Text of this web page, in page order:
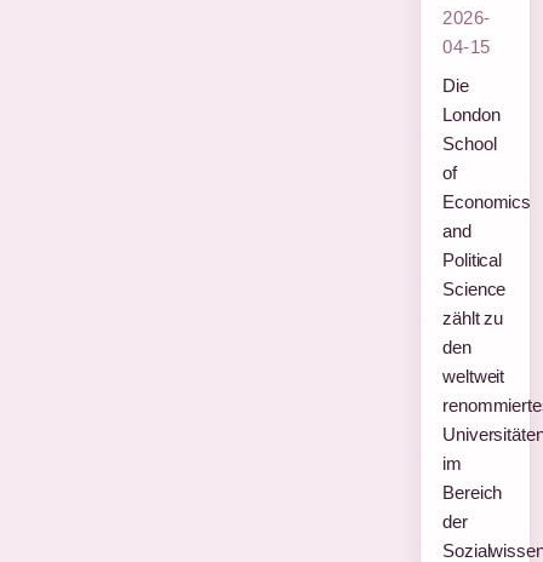
2026-
04-15
Die
London
School
of
Economics
and
Political
Science
zählt zu
den
weltweit
im
Bereich
der